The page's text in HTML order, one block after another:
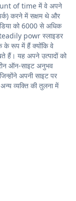
of time में वे अपने
करने में सक्षम थे और
को 6000 से अधिक
powr स्लाइडर
के रूप में हैं क्योंकि वे
हैं। यह अपने उत्पादों को
ऑन-साइट अनुभव
अपनी साइट पर
व्यक्ति की तुलना में